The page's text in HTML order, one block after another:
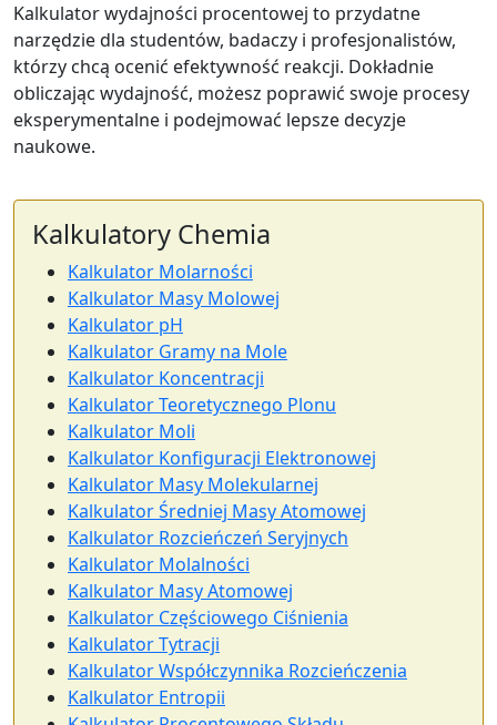
Kalkulator wydajności procentowej to przydatne
narzędzie dla studentów, badaczy i profesjonalistów,
którzy chcą ocenić efektywność reakcji. Dokładnie
obliczając wydajność, możesz poprawić swoje procesy
eksperymentalne i podejmować lepsze decyzje
naukowe.
Kalkulatory Chemia
Kalkulator Molarności
Kalkulator Masy Molowej
Kalkulator pH
Kalkulator Gramy na Mole
Kalkulator Koncentracji
Kalkulator Teoretycznego Plonu
Kalkulator Moli
Kalkulator Konfiguracji Elektronowej
Kalkulator Masy Molekularnej
Kalkulator Średniej Masy Atomowej
Kalkulator Rozcieńczeń Seryjnych
Kalkulator Molalności
Kalkulator Masy Atomowej
Kalkulator Częściowego Ciśnienia
Kalkulator Tytracji
Kalkulator Współczynnika Rozcieńczenia
Kalkulator Entropii